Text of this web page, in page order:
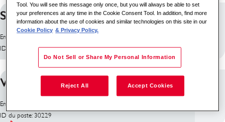
SUPERVISOR DE SEGURIDAD
Emplacement: Bogota, Colombie
ID du poste: 29518
VIGILANTE
Emplacement: Bogota, Colombie
ID du poste: 30229
Tool. You will see this message only once, but you will always be able to set
your preferences at any time in the Cookie Consent Tool. In addition, find more
information about the use of cookies and similar technologies on this site in our
Cookie Policy & Privacy Policy.
Do Not Sell or Share My Personal Information
Reject All Accept Cookies